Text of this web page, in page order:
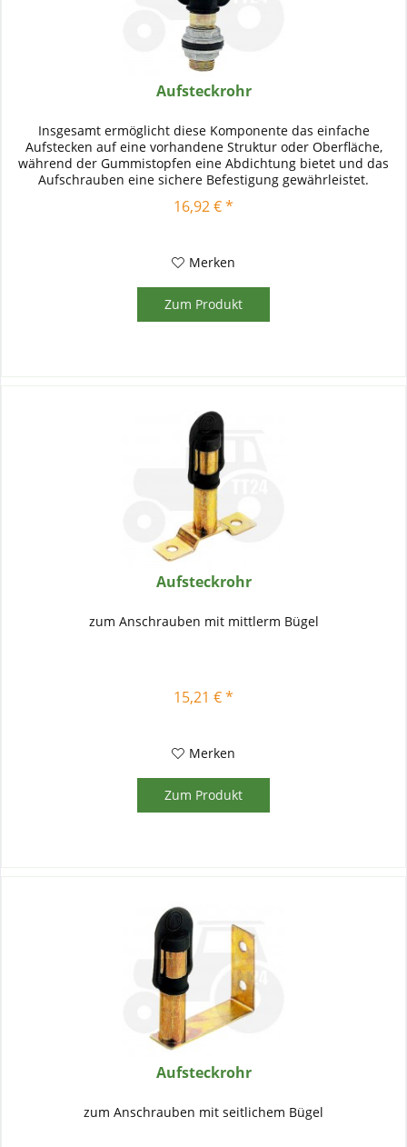
Aufsteckrohr
Insgesamt ermöglicht diese Komponente das einfache
Aufstecken auf eine vorhandene Struktur oder Oberfläche,
während der Gummistopfen eine Abdichtung bietet und das
Aufschrauben eine sichere Befestigung gewährleistet.
16,92 € *
Merken
Zum Produkt
Aufsteckrohr
zum Anschrauben mit mittlerm Bügel
15,21 € *
Merken
Zum Produkt
Aufsteckrohr
zum Anschrauben mit seitlichem Bügel